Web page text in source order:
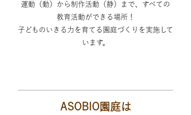
運動（動）から制作活動（静）まで、すべての
教育活動ができる場所！
子どものいきる力を育てる園庭づくりを実施して
います。
ASOBIO園庭は